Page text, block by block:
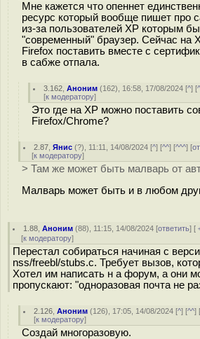
Мне кажется что опеннет
ресурс который вообще пишет про
из-за пользователей ХР которым
"современный" браузер. Сейчас на
Firefox поставить вместе с
в сабже отпала.
3.162 ,Аноним (162), 16:58, 17/08/2024 [^] [
[к модератору]
Это где на XP можно поставить
Firefox/Chrome?
2.87 ,Янис (?), 11:11, 14/08/2024 [^] [^^] [^^^] [
[к модератору]
> Там же может быть малварь от
Малварь может быть и в любом
1.88 ,Аноним (88), 11:15, 14/08/2024 [ответить] [
[к модератору]
Перестал собираться начиная с
nss/freebl/stubs.c. Требует вызов,
Хотел им написать н а форум, а они
пропускают: "одноразовая почта не
2.126 ,Аноним (126), 17:05, 14/08/2024 [^] [^^]
[к модератору]
Создай многоразовую.